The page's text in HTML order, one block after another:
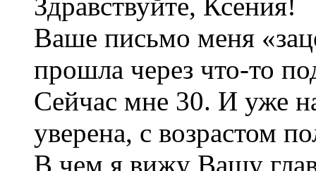
Ваше письмо меня
прошла через что-то
Сейчас мне 30. И уже
уверена, с возрастом
В чем я вижу Вашу